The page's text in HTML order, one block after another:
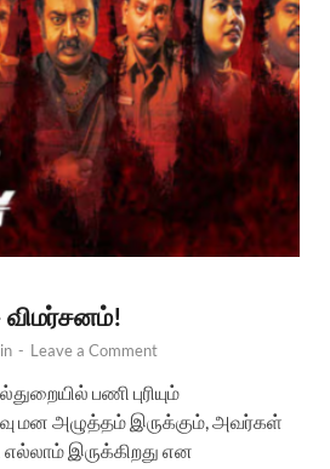
விமர்சனம்!
- Leave a Comment
பணி புரியும்
மன அழுத்தம் இருக்கும், அவர்கள்
எல்லாம் இருக்கிறது என